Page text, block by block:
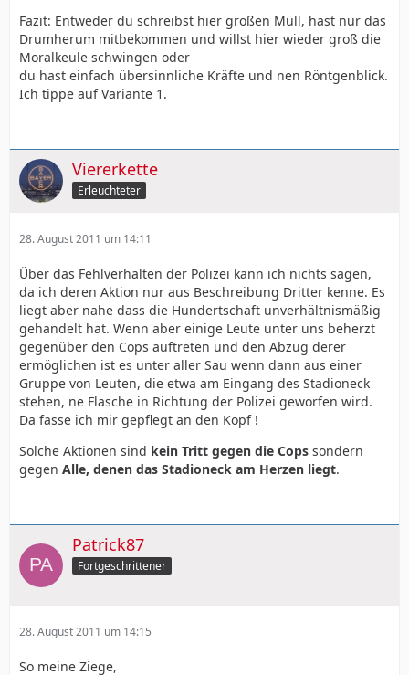
Fazit: Entweder du schreibst hier großen Müll, hast nur das
Drumherum mitbekommen und willst hier wieder groß die
Moralkeule schwingen oder
du hast einfach übersinnliche Kräfte und nen Röntgenblick.
Ich tippe auf Variante 1.
Viererkette
Erleuchteter
28. August 2011 um 14:11
Über das Fehlverhalten der Polizei kann ich nichts sagen,
da ich deren Aktion nur aus Beschreibung Dritter kenne. Es
liegt aber nahe dass die Hundertschaft unverhältnismäßig
gehandelt hat. Wenn aber einige Leute unter uns beherzt
gegenüber den Cops auftreten und den Abzug derer
ermöglichen ist es unter aller Sau wenn dann aus einer
Gruppe von Leuten, die etwa am Eingang des Stadioneck
stehen, ne Flasche in Richtung der Polizei geworfen wird.
Da fasse ich mir gepflegt an den Kopf !
Solche Aktionen sind kein Tritt gegen die Cops sondern
gegen Alle, denen das Stadioneck am Herzen liegt.
Patrick87
Fortgeschrittener
28. August 2011 um 14:15
So meine Ziege,